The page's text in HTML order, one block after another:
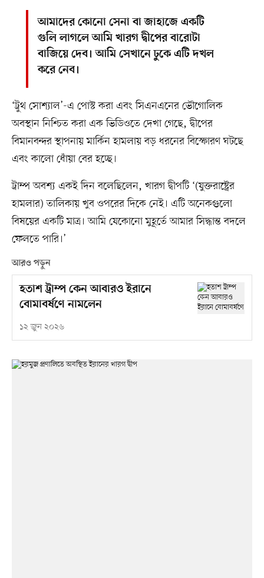
আমাদের কোনো সেনা বা জাহাজে একটি
গুলি লাগলে আমি খারগ দ্বীপের বারোটা
বাজিয়ে দেব। আমি সেখানে ঢুকে এটি দখল
করে নেব।
‘ট্রুথ সোশ্যাল’-এ পোস্ট করা এবং সিএনএনের ভৌগোলিক
অবস্থান নিশ্চিত করা এক ভিডিওতে দেখা গেছে, দ্বীপের
বিমানবন্দর স্থাপনায় মার্কিন হামলায় বড় ধরনের বিস্ফোরণ ঘটছে
এবং কালো ধোঁয়া বের হচ্ছে।
ট্রাম্প অবশ্য একই দিন বলেছিলেন, খারগ দ্বীপটি ‘(যুক্তরাষ্ট্রের
হামলার) তালিকায় খুব ওপরের দিকে নেই। এটি অনেকগুলো
বিষয়ের একটি মাত্র। আমি যেকোনো মুহূর্তে আমার সিদ্ধান্ত বদলে
ফেলতে পারি।’
আরও পড়ুন
হতাশ ট্রাম্প কেন আবারও ইরানে
বোমাবর্ষণে নামলেন
১২ জুন ২০২৬